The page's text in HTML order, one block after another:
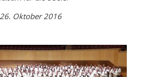
Oktober 2016